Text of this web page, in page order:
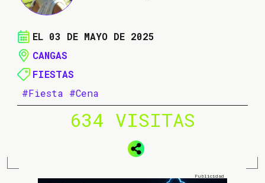
EL 03 DE MAYO DE 2025
CANGAS
FIESTAS
#Fiesta #Cena
634 VISITAS